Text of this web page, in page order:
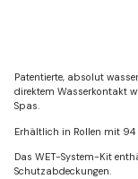
Patentierte, absolut
direktem Wasserkontakt
Spas.
Erhältlich in Rollen mit 94
Das WET-System-Kit
Schutzabdeckungen.